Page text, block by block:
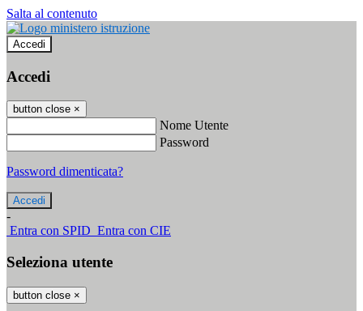
Salta al contenuto
Accedi
Accedi
button close ×
Nome Utente
Password
Password dimenticata?
-
Entra con SPID Entra con CIE
Seleziona utente
button close ×